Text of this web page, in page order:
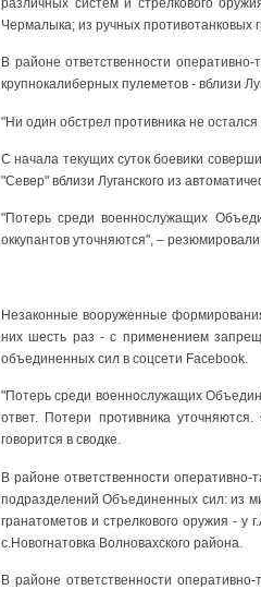
Чермалыка; из ручных противотанковых
В районе ответственности
крупнокалиберных пулеметов - вблизи
"Ни один обстрел противника не
С начала текущих суток боевики
"Север" вблизи Луганского из
"Потерь среди военнослужащих
оккупантов уточняются", –
Незаконные вооруженные
них шесть раз - с применением
объединенных сил в соцсети Facebook.
"Потерь среди военнослужащих
ответ. Потери противника
говорится в сводке.
В районе ответственности оперативно-
подразделений Объединенных сил: из
гранатометов и стрелкового оружия - у
с.Новогнатовка Волновахского района.
В районе ответственности